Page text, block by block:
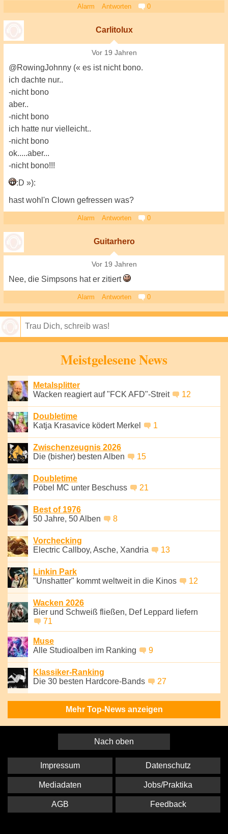
Alarm Antworten 0
Carlitolux
Vor 19 Jahren
@RowingJohnny (« es ist nicht bono.
ich dachte nur..
-nicht bono
aber..
-nicht bono
ich hatte nur vielleicht..
-nicht bono
ok.....aber...
-nicht bono!!!
:D »):
hast wohl'n Clown gefressen was?
Alarm Antworten 0
Guitarhero
Vor 19 Jahren
Nee, die Simpsons hat er zitiert
Alarm Antworten 0
Meistgelesene News
Metalsplitter
Wacken reagiert auf "FCK AFD"-Streit
12
Doubletime
Katja Krasavice ködert Merkel
1
Zwischenzeugnis 2026
Die (bisher) besten Alben
15
Doubletime
Pöbel MC unter Beschuss
21
Best of 1976
50 Jahre, 50 Alben
8
Vorchecking
Electric Callboy, Asche, Xandria
13
Linkin Park
"Unshatter" kommt weltweit in die Kinos
12
Wacken 2026
Bier und Schweiß fließen, Def Leppard liefern
71
Muse
Alle Studioalben im Ranking
9
Klassiker-Ranking
Die 30 besten Hardcore-Bands
27
Mehr Top-News anzeigen
Nach oben
Impressum Datenschutz
Mediadaten Jobs/Praktika
AGB Feedback